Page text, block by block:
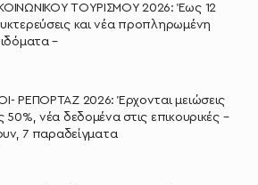
ΤΟΥΡΙΣΜΟΥ 2026: Έως 12
και νέα προπληρωμένη
–
ΡΕΠΟΡΤΑΖ 2026: Έρχονται μειώσεις
νέα δεδομένα στις επικουρικές –
7 παραδείγματα